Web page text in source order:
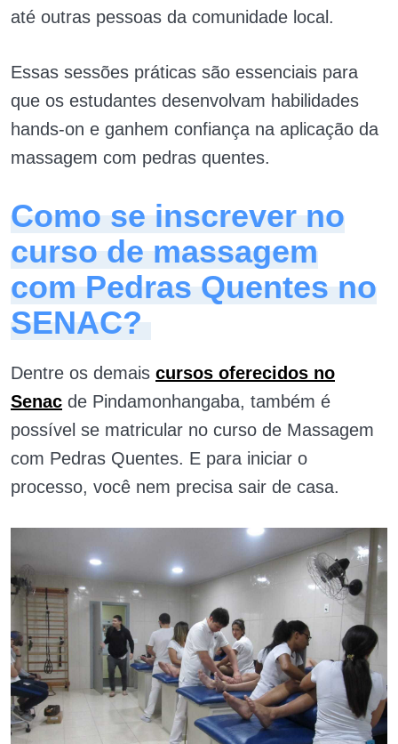
até outras pessoas da comunidade local.
Essas sessões práticas são essenciais para
que os estudantes desenvolvam habilidades
hands-on e ganhem confiança na aplicação da
massagem com pedras quentes.
Como se inscrever no
curso de massagem
com Pedras Quentes no
SENAC?
Dentre os demais cursos oferecidos no
Senac de Pindamonhangaba, também é
possível se matricular no curso de Massagem
com Pedras Quentes. E para iniciar o
processo, você nem precisa sair de casa.